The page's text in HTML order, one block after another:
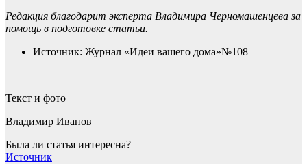
Редакция благодарит эксперта Владимира Черномашенцева за
помощь в подготовке статьи.
Источник: Журнал «Идеи вашего дома»№108
Текст и фото
Владимир Иванов
Была ли статья интересна?
Источник